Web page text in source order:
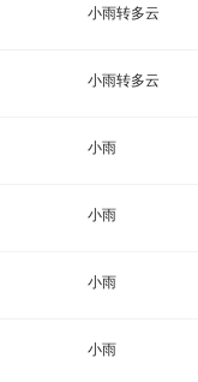
小雨转多云
小雨转多云
小雨
小雨
小雨
小雨